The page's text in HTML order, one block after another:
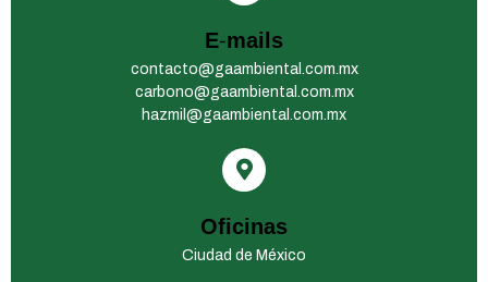
E-mails
contacto@gaambiental.com.mx
carbono@gaambiental.com.mx
hazmil@gaambiental.com.mx
Oficinas
Ciudad de México